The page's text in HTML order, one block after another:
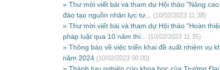
» Thư mời viết bài và tham dự Hội thảo "Nâng
đào tạo nguồn nhân lực tư...
(10/02/2023 11:38)
» Thư mời viết bài và tham dự Hội thảo "Hoàn
pháp luật qua 10 năm thi...
(10/02/2023 11:35)
» Thông báo về việc triển khai đề xuất nhiệm vụ
năm 2024 (10/02/2023 00:00)